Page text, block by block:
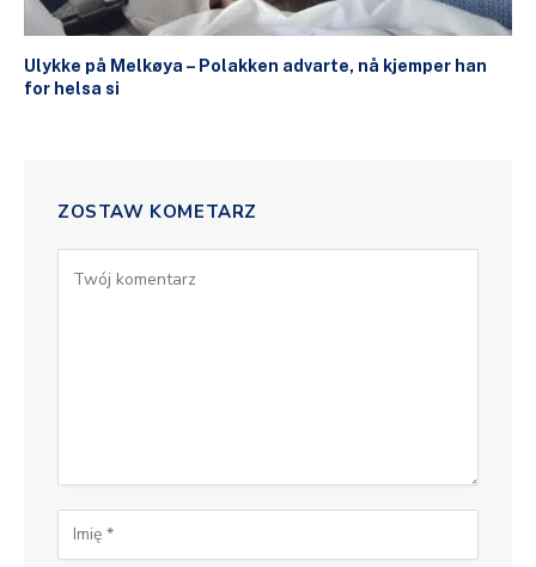
Ulykke på Melkøya – Polakken advarte, nå kjemper han
for helsa si
ZOSTAW KOMETARZ